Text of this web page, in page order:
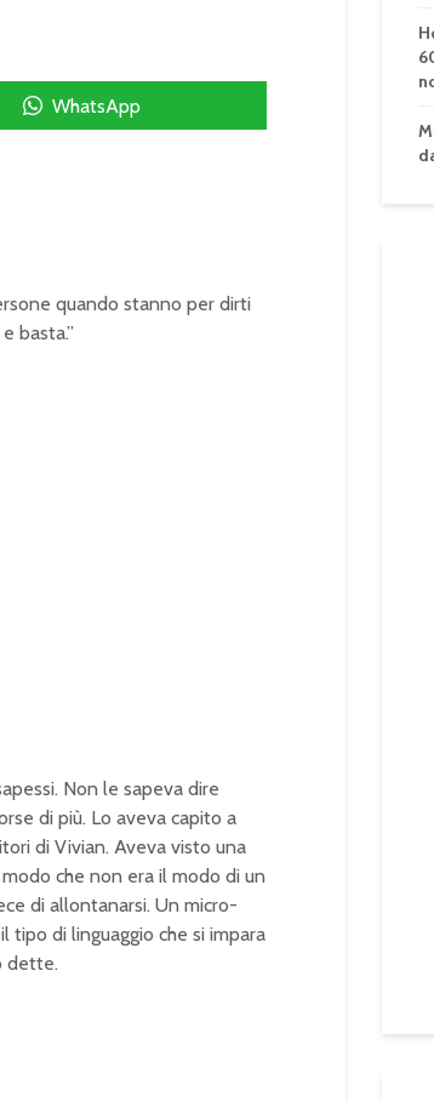
WhatsApp
quando stanno per dirti
basta.”
Non le sapeva dire
di più. Lo aveva capito a
di Vivian. Aveva visto una
che non era il modo di un
di allontanarsi. Un micro-
di linguaggio che si impara
dette.